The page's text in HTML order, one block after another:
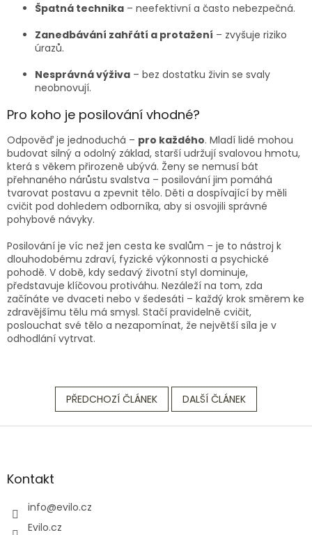
Špatná technika – neefektivní a často nebezpečná.
Zanedbávání zahřátí a protažení – zvyšuje riziko
úrazů.
Nesprávná výživa – bez dostatku živin se svaly
neobnovují.
Pro koho je posilování vhodné?
Odpověď je jednoduchá – pro každého. Mladí lidé mohou
budovat silný a odolný základ, starší udržují svalovou hmotu,
která s věkem přirozeně ubývá. Ženy se nemusí bát
přehnaného nárůstu svalstva – posilování jim pomáhá
tvarovat postavu a zpevnit tělo. Děti a dospívající by měli
cvičit pod dohledem odborníka, aby si osvojili správné
pohybové návyky.
Posilování je víc než jen cesta ke svalům – je to nástroj k
dlouhodobému zdraví, fyzické výkonnosti a psychické
pohodě. V době, kdy sedavý životní styl dominuje,
představuje klíčovou protiváhu. Nezáleží na tom, zda
začínáte ve dvaceti nebo v šedesáti – každý krok směrem ke
zdravějšímu tělu má smysl. Stačí pravidelně cvičit,
poslouchat své tělo a nezapomínat, že největší síla je v
odhodlání vytrvat.
PŘEDCHOZÍ ČLÁNEK DALŠÍ ČLÁNEK
Z
aKontakt
info@evilo.cz
Evilo.cz